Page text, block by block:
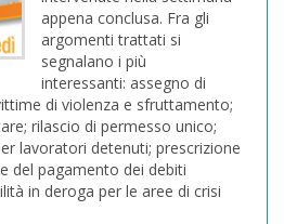
appena conclusa. Fra gli
argomenti trattati si
segnalano i più
interessanti: assegno di
di violenza e sfruttamento;
rilascio di permesso unico;
lavoratori detenuti; prescrizione
del pagamento dei debiti
in deroga per le aree di crisi